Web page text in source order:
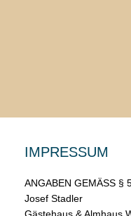
IMPRESSUM
ANGABEN GEMÄSS §
Josef Stadler